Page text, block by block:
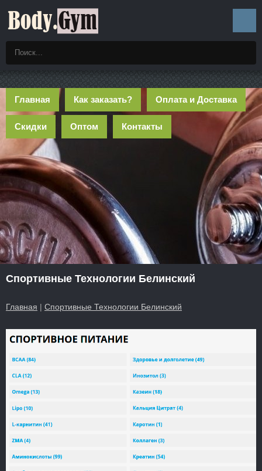
Главная Как заказать? Оплата и Доставка
Скидки Оптом Контакты
Спортивные Технологии Белинский
Главная | Спортивные Технологии Белинский